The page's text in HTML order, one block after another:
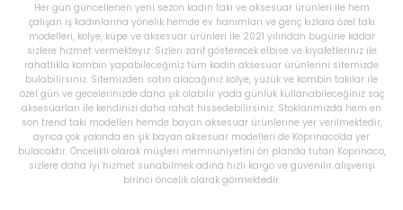
Her gün güncellenen yeni sezon kadın takı ve aksesuar ürünleri ile hem
çalışan iş kadınlarına yönelik hemde ev hanımları ve genç kızlara özel takı
modelleri, kolye, küpe ve aksesuar ürünleri ile 2021 yılından bugüne kadar
sizlere hizmet vermekteyiz. Sizleri zarif gösterecek elbise ve kıyafetleriniz ile
rahatlıkla kombin yapabileceğiniz tüm kadın aksesuar ürünlerini sitemizde
bulabilirsiniz. Sitemizden satın alacağınız kolye, yüzük ve kombin takılar ile
özel gün ve gecelerinizde daha şık olabilir yada günlük kullanabileceğiniz saç
aksesuarları ile kendinizi daha rahat hissedebilirsiniz. Stoklarımızda hem en
son trend takı modelleri hemde bayan aksesuar ürünlerine yer verilmektedir,
ayrıca çok yakında en şık bayan aksesuar modelleri de Koprinaco'da yer
bulacaktır. Öncelikli olarak müşteri memnuniyetini ön planda tutan Koprinaco,
sizlere daha iyi hizmet sunabilmek adına hızlı kargo ve güvenilir alışverişi
birinci öncelik olarak görmektedir.